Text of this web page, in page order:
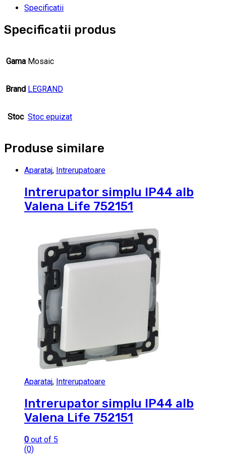
Specificatii
Specificatii produs
Gama Mosaic
Brand LEGRAND
Stoc Stoc epuizat
Produse similare
Aparataj, Intrerupatoare
Intrerupator simplu IP44 alb
Valena Life 752151
Aparataj, Intrerupatoare
Intrerupator simplu IP44 alb
Valena Life 752151
0 out of 5
(0)